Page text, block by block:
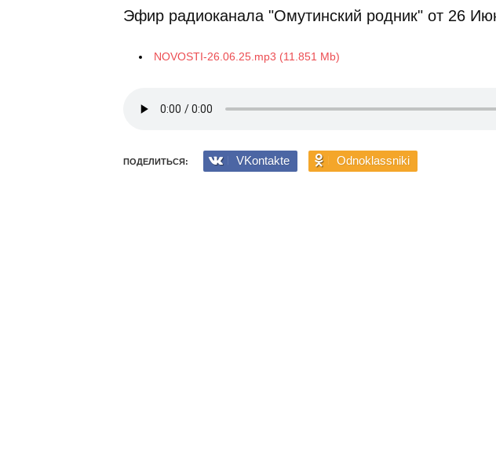
Эфир радиоканала "Омутинский родник" от 26
NOVOSTI-26.06.25.mp3 (11.851 Mb)
ПОДЕЛИТЬСЯ: VKontakte Odnoklassniki